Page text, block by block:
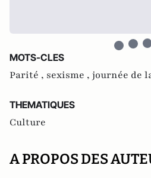
MOTS-CLES
Parité , sexisme , journée de
THEMATIQUES
Culture
A PROPOS DES